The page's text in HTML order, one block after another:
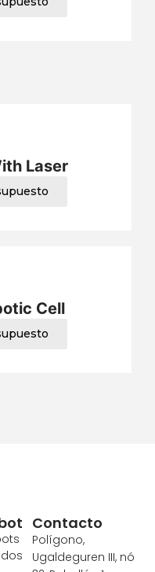
Laser
Cell
Contacto
Polígono,
Ugaldeguren III, nó